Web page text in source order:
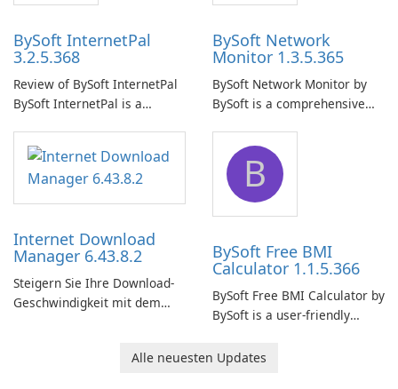
BySoft InternetPal
3.2.5.368
Review of BySoft InternetPal
BySoft InternetPal is a
application designed to
monitor your internet
connection and provide real-
time insights into its
BySoft Network
Monitor 1.3.5.365
BySoft Network Monitor by
BySoft is a comprehensive
designed to help businesses
effectively manage their
network infrastructure.
Internet Download
Manager 6.43.8.2
Steigern Sie Ihre Download-
Geschwindigkeit mit dem
B
BySoft Free BMI
Calculator 1.1.5.366
BySoft Free BMI Calculator by
BySoft is a user-friendly
designed to help you
Alle neuesten Updates